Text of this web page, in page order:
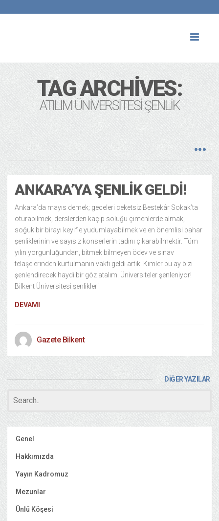
TAG ARCHIVES:
ATILIM ÜNIVERSITESI ŞENLIK
ANKARA’YA ŞENLIK GELDI!
Ankara’da mayıs demek; geceleri ceketsiz Bestekâr Sokak’ta
oturabilmek, derslerden kaçıp soluğu çimenlerde almak,
soğuk bir birayı keyifle yudumlayabilmek ve en önemlisi bahar
şenliklerinin ve sayısız konserlerin tadını çıkarabilmektir. Tüm
yılın yorgunluğundan, bitmek bilmeyen ödev ve sınav
telaşelerinden kurtulmanın vakti geldi artık. Kimler bu ay bizi
şenlendirecek haydi bir göz atalım. Üniversiteler şenleniyor!
Bilkent Üniversitesi şenlikleri
DEVAMI
Gazete Bilkent
DİĞER YAZILAR
Genel
Hakkımızda
Yayın Kadromuz
Mezunlar
Ünlü Köşesi